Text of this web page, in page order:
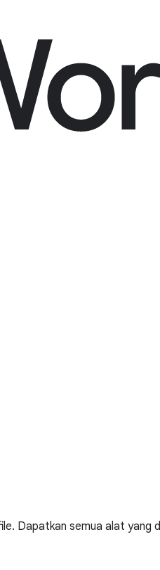
Dapatkan semua alat